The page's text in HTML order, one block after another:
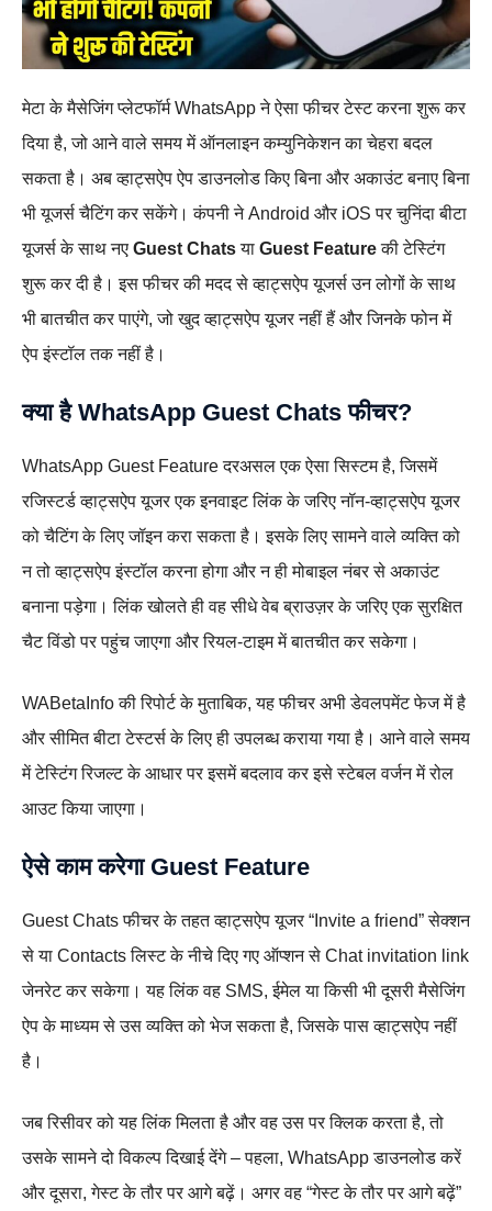
मेटा के मैसेजिंग प्लेटफॉर्म WhatsApp ने ऐसा फीचर टेस्ट करना शुरू कर
दिया है, जो आने वाले समय में ऑनलाइन कम्युनिकेशन का चेहरा बदल
सकता है। अब व्हाट्सऐप ऐप डाउनलोड किए बिना और अकाउंट बनाए बिना
भी यूजर्स चैटिंग कर सकेंगे। कंपनी ने Android और iOS पर चुनिंदा बीटा
यूजर्स के साथ नए Guest Chatsया Guest Featureकी टेस्टिंग
शुरू कर दी है। इस फीचर की मदद से व्हाट्सऐप यूजर्स उन लोगों के साथ
भी बातचीत कर पाएंगे, जो खुद व्हाट्सऐप यूजर नहीं हैं और जिनके फोन में
ऐप इंस्टॉल तक नहीं है।
क्या है WhatsApp Guest Chats फीचर?
WhatsApp Guest Feature दरअसल एक ऐसा सिस्टम है, जिसमें
रजिस्टर्ड व्हाट्सऐप यूजर एक इनवाइट लिंक के जरिए नॉन‑व्हाट्सऐप यूजर
को चैटिंग के लिए जॉइन करा सकता है। इसके लिए सामने वाले व्यक्ति को
न तो व्हाट्सऐप इंस्टॉल करना होगा और न ही मोबाइल नंबर से अकाउंट
बनाना पड़ेगा। लिंक खोलते ही वह सीधे वेब ब्राउज़र के जरिए एक सुरक्षित
चैट विंडो पर पहुंच जाएगा और रियल‑टाइम में बातचीत कर सकेगा।
WABetaInfo की रिपोर्ट के मुताबिक, यह फीचर अभी डेवलपमेंट फेज में है
और सीमित बीटा टेस्टर्स के लिए ही उपलब्ध कराया गया है। आने वाले समय
में टेस्टिंग रिजल्ट के आधार पर इसमें बदलाव कर इसे स्टेबल वर्जन में रोल
आउट किया जाएगा।
ऐसे काम करेगा Guest Feature
Guest Chats फीचर के तहत व्हाट्सऐप यूजर “Invite a friend” सेक्शन
से या Contacts लिस्ट के नीचे दिए गए ऑप्शन से Chat invitation link
जेनरेट कर सकेगा। यह लिंक वह SMS, ईमेल या किसी भी दूसरी मैसेजिंग
ऐप के माध्यम से उस व्यक्ति को भेज सकता है, जिसके पास व्हाट्सऐप नहीं
है।
जब रिसीवर को यह लिंक मिलता है और वह उस पर क्लिक करता है, तो
उसके सामने दो विकल्प दिखाई देंगे – पहला, WhatsApp डाउनलोड करें
और दूसरा, गेस्ट के तौर पर आगे बढ़ें। अगर वह “गेस्ट के तौर पर आगे बढ़ें”